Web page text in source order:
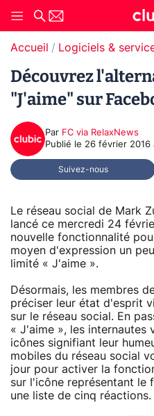
Accueil Logiciels &
Découvrez
"J'aime" sur
Par FC via RelaxNews
Publié le 26 février 2016
Suivez-nous
Le réseau social de Mark
lancé ce mercredi 24
nouvelle fonctionnalité
moyen d'expression un
limité « J'aime ».
Désormais, les membres
préciser leur état d'esprit
sur le réseau social. En
« J'aime », les internautes
icônes signifiant leur
mobiles du réseau social
jour pour activer la
sur l'icône représentant le
une liste de cinq réactions.